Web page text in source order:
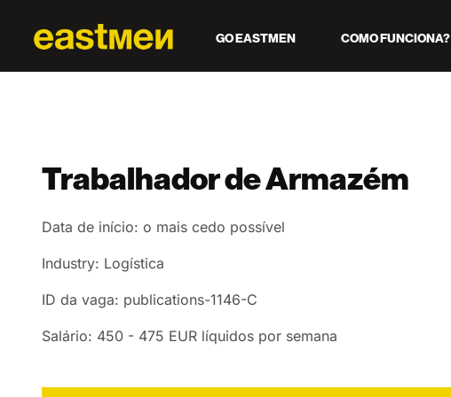
GO EASTMEN COMO FUNCIONA?
Trabalhador de Armazém
Data de início: o mais cedo possível
Industry: Logística
ID da vaga: publications-1146-C
Salário: 450 - 475 EUR líquidos por semana